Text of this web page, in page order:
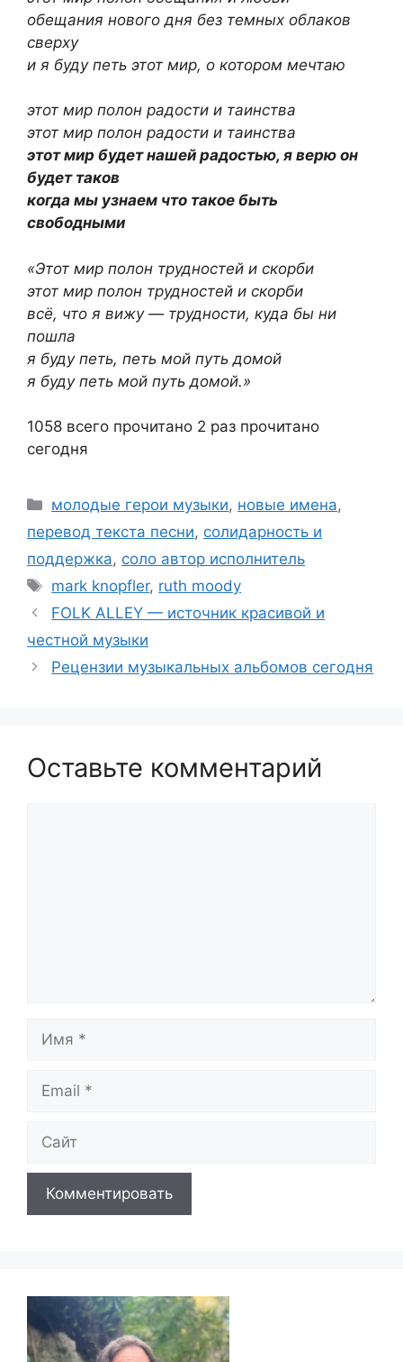
обещания нового дня без темных облаков
сверху
и я буду петь этот мир, о котором мечтаю
этот мир полон радости и таинства
этот мир полон радости и таинства
этот мир будет нашей радостью, я верю он
будет таков
когда мы узнаем что такое быть
свободными
«Этот мир полон трудностей и скорби
этот мир полон трудностей и скорби
всё, что я вижу — трудности, куда бы ни
пошла
я буду петь, петь мой путь домой
я буду петь мой путь домой.»
1058 всего прочитано 2 раз прочитано
сегодня
Рубрики
молодые герои музыки, новые имена,
перевод текста песни, солидарность и
поддержка, соло автор исполнитель
Метки
mark knopfler, ruth moody
FOLK ALLEY — источник красивой и
честной музыки
Рецензии музыкальных альбомов сегодня
Оставьте комментарий
Имя
Email
Сайт